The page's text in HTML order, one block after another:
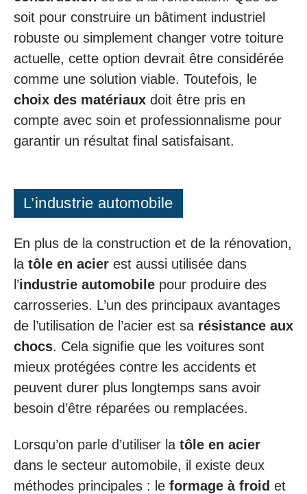
soit pour construire un bâtiment industriel
robuste ou simplement changer votre toiture
actuelle, cette option devrait être considérée
comme une solution viable. Toutefois, le
choix des matériaux doit être pris en
compte avec soin et professionnalisme pour
garantir un résultat final satisfaisant.
L’industrie automobile
En plus de la construction et de la rénovation,
la tôle en acier est aussi utilisée dans
l’industrie automobile pour produire des
carrosseries. L’un des principaux avantages
de l’utilisation de l’acier est sa résistance aux
chocs. Cela signifie que les voitures sont
mieux protégées contre les accidents et
peuvent durer plus longtemps sans avoir
besoin d’être réparées ou remplacées.
Lorsqu’on parle d’utiliser la tôle en acier
dans le secteur automobile, il existe deux
méthodes principales : le formage à froid et